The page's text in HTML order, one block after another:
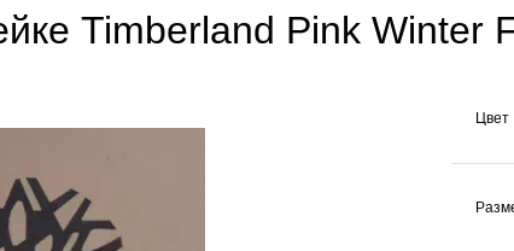
Timberland Pink Winter
Цвет